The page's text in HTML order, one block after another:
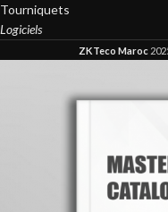
Tourniquets
Logiciels
ZKTeco Maroc